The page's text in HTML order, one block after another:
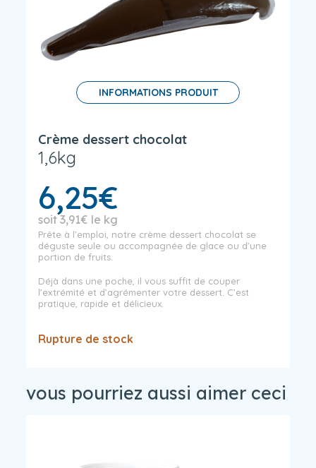
INFORMATIONS PRODUIT
Crème dessert chocolat
1,6kg
6,25€
soit3,91€ le kg
Prête à l’emploi, notre crème dessert chocolat se
déguste seule ou accompagnée de glace ou d’une
portion de fruits.
Déjà dans une poche, il vous suffit de couper
l’extrémité et d’agrémenter votre dessert. C’est
pratique, rapide et délicieux.
Rupture de stock
vous pourriez aussi aimer ceci